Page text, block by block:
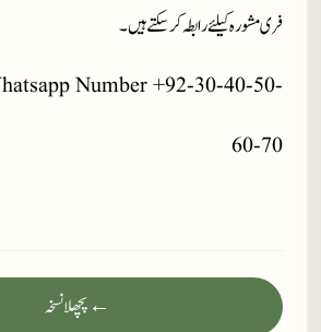
فری مشورہ کیلئے رابطہ کر سکتے ہیں۔
Number +92-30-40-50-
60-70
← پچھلا نسخہ